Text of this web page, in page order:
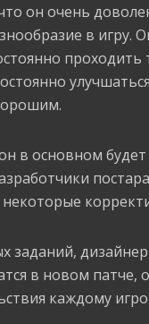
он очень
в игру.
проходить
в основном
заданий,
в новом патче,
каждому